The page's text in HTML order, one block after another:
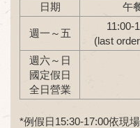
日期 午
週一～五
11:00-
(last
週六～日
國定假日
全日營業
*例假日15:30-17:00依現